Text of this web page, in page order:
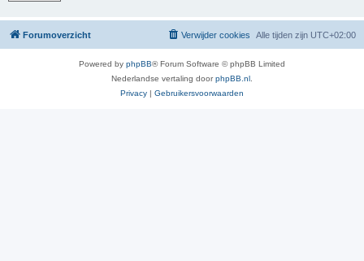
Forumoverzicht Alle tijden zijn UTC+02:00
Verwijder cookies
Powered by phpBB® Forum Software © phpBB Limited
Nederlandse vertaling doorphpBB.nl
Privacy | Gebruikersvoorwaarden